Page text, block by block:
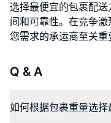
选择最便宜的包裹配
间和可靠性。在竞争
您需求的承运商至关重
Q & A
如何根据包裹重量选择